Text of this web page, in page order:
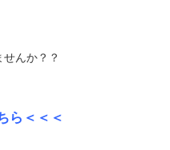
んか？？
ら＜＜＜